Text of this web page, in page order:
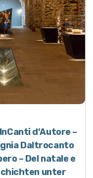
e
n
,
N
a
t
i
o
d’Autore –
Daltrocanto
– Del natale e
unter